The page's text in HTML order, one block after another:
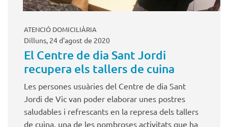
ATENCIÓ DOMICILIÀRIA
Dilluns, 24 d'agost de 2020
El Centre de dia Sant Jordi
recupera els tallers de cuina
Les persones usuàries del Centre de dia Sant
Jordi de Vic van poder elaborar unes postres
saludables i refrescants en la represa dels tallers
de cuina, una de les nombroses activitats que ha